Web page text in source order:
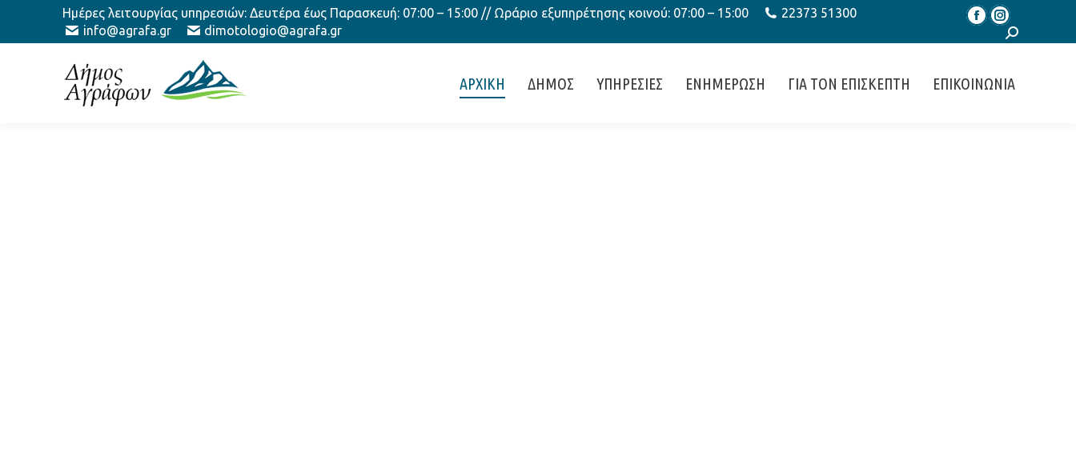
Ημέρες λειτουργίας υπηρεσιών: Δευτέρα έως Παρασκευή: 07:00 – 15:00 // Ωράριο εξυπηρέτησης κοινού: 07:00 – 15:00
22373 51300
info@agrafa.gr
dimotologio@agrafa.gr FacebookInstagram
Search:
ΑΡΧΙΚΗ ΔΗΜΟΣ ΥΠΗΡΕΣΙΕΣ ΕΝΗΜΕΡΩΣΗ ΓΙΑ ΤΟΝ ΕΠΙΣΚΕΠΤΗ ΕΠΙΚΟΙΝΩΝΙΑ